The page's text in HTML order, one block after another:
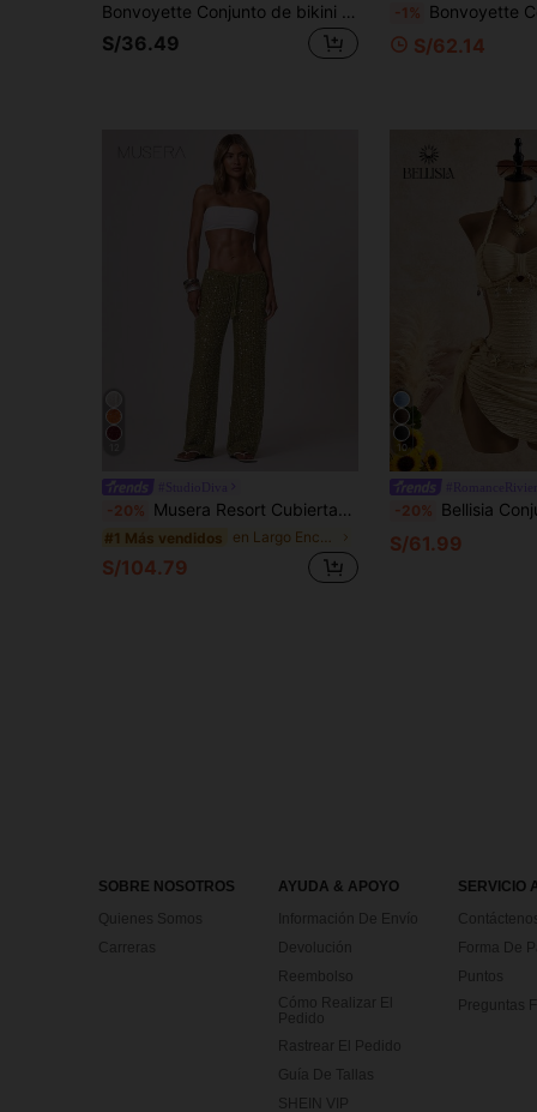
Bonvoyette Conjunto de bikini de 2 piezas para mujer, nuevo y sexy, con estampado de leopardo en todo el Body y ribete rosa, estilo halter, adecuado para fiestas, festivales de música y otras ocasiones, primavera/verano
S/36.49
-1% Bonvoyette Conjunto de 2 piezas con top corto de encaje transparente y
S/62.14
-20% Musera Resort Cubiertas para mujer Ibiza Boho Vacaciones Playa Elegante Verano Lentejuelas Pantalón Ancho de Crochet Primavera Carnaval Ropa de Playa Festival
#1 Más vendidos en Largo Encubrimientos de mujeres
S/104.79
10
-20% Bellisia Conjunto de 2 piezas de traje de baño 26SS Primavera/Verano Vacaciones color albaricoque vintage
S/61.99
SOBRE NOSOTROS
Quienes Somos
Carreras
AYUDA & APOYO
Información De Envío
Devolución
Reembolso
Cómo Realizar El
Pedido
Rastrear El Pedido
Guía De Tallas
SHEIN VIP
SERVICIO
Contáctenos
Forma De
Puntos
Preguntas